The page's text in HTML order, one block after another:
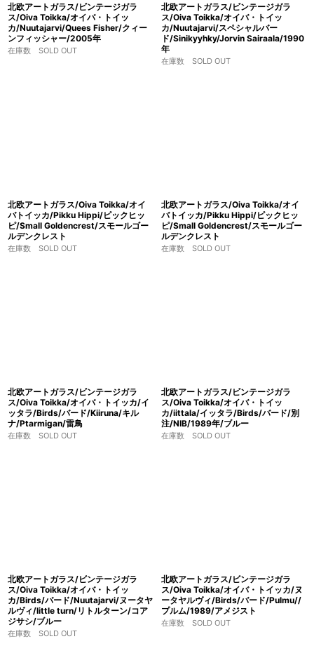
北欧アートガラス/ビンテージガラ
ス/Oiva Toikka/オイバ・トイッ
カ/Nuutajarvi/Quees Fisher/クィー
ンフィッシャー/2005年
在庫数 SOLD OUT
北欧アートガラス/ビンテージガラ
ス/Oiva Toikka/オイバ・トイッ
カ/Nuutajarvi/スペシャルバー
ド/Sinikyyhky/Jorvin Sairaala/1990
年
在庫数 SOLD OUT
北欧アートガラス/Oiva Toikka/オイ
バトイッカ/Pikku Hippi/ピックヒッ
ピ/Small Goldencrest/スモールゴー
ルデンクレスト
在庫数 SOLD OUT
北欧アートガラス/Oiva Toikka/オイ
バトイッカ/Pikku Hippi/ピックヒッ
ピ/Small Goldencrest/スモールゴー
ルデンクレスト
在庫数 SOLD OUT
北欧アートガラス/ビンテージガラ
ス/Oiva Toikka/オイバ・トイッカ/イ
ッタラ/Birds/バード/Kiiruna/キル
ナ/Ptarmigan/雷鳥
在庫数 SOLD OUT
北欧アートガラス/ビンテージガラ
ス/Oiva Toikka/オイバ・トイッ
カ/iittala/イッタラ/Birds/バード/別
注/NIB/1989年/ブルー
在庫数 SOLD OUT
北欧アートガラス/ビンテージガラ
ス/Oiva Toikka/オイバ・トイッ
カ/Birds/バード/Nuutajarvi/ヌータヤ
ルヴィ/little turn/リトルターン/コア
ジサシ/ブルー
在庫数 SOLD OUT
北欧アートガラス/ビンテージガラ
ス/Oiva Toikka/オイバ・トイッカ/ヌ
ータヤルヴィ/Birds/バード/Pulmu//
プルム/1989/アメジスト
在庫数 SOLD OUT